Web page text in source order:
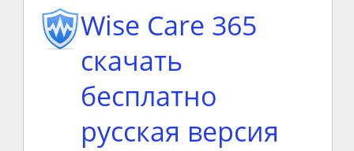
Wise Care 365
скачать
бесплатно
русская версия